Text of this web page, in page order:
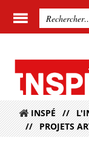
INSPÉ
PROJETS